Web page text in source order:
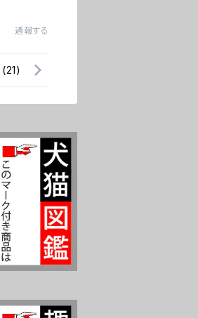
通報する
(21)